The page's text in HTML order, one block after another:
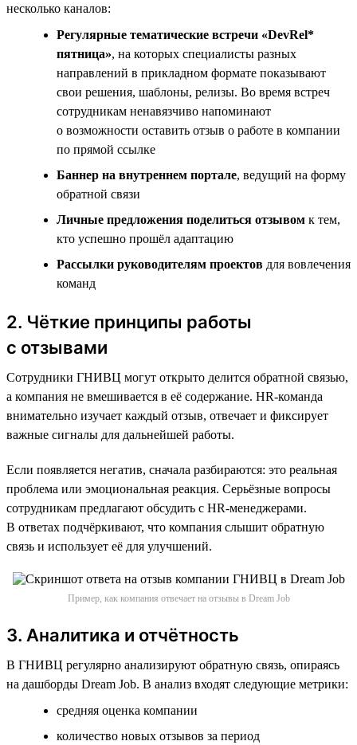
несколько каналов:
Регулярные тематические встречи «DevRel*
пятница», на которых специалисты разных
направлений в прикладном формате показывают
свои решения, шаблоны, релизы. Во время встреч
сотрудникам ненавязчиво напоминают
о возможности оставить отзыв о работе в компании
по прямой ссылке
Баннер на внутреннем портале, ведущий на форму
обратной связи
Личные предложения поделиться отзывом к тем,
кто успешно прошёл адаптацию
Рассылки руководителям проектов для вовлечения
команд
2. Чёткие принципы работы
с отзывами
Сотрудники ГНИВЦ могут открыто делится обратной связью,
а компания не вмешивается в её содержание. HR-команда
внимательно изучает каждый отзыв, отвечает и фиксирует
важные сигналы для дальнейшей работы.
Если появляется негатив, сначала разбираются: это реальная
проблема или эмоциональная реакция. Серьёзные вопросы
сотрудникам предлагают обсудить с HR-менеджерами.
В ответах подчёркивают, что компания слышит обратную
связь и использует её для улучшений.
Пример, как компания отвечает на отзывы в Dream Job
3. Аналитика и отчётность
В ГНИВЦ регулярно анализируют обратную связь, опираясь
на дашборды Dream Job. В анализ входят следующие метрики:
cредняя оценка компании
количество новых отзывов за период